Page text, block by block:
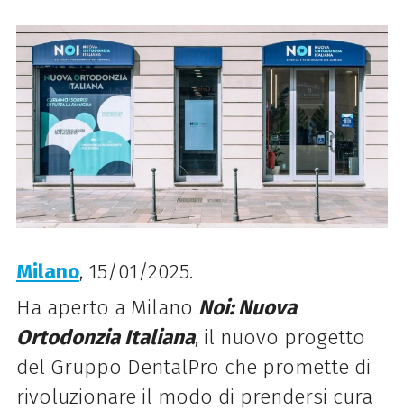
Milano, 15/01/2025.
Ha aperto a Milano Noi: Nuova
Ortodonzia Italiana, il nuovo progetto
del Gruppo DentalPro che promette di
rivoluzionare il modo di prendersi cura